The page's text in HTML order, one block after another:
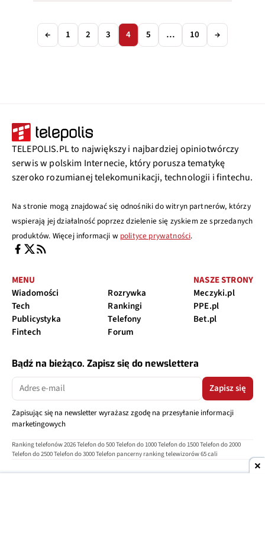
← 1 2 3 4 5 … 10 →
TELEPOLIS.PL to największy i najbardziej opiniotwórczy
serwis w polskim Internecie, który porusza tematykę
szeroko rozumianej telekomunikacji, technologii i fintechu.
Na stronie mogą znajdować się odnośniki do witryn partnerów, którzy
wspierają jej działalność poprzez dzielenie się zyskiem ze sprzedanych
produktów. Więcej informacji w polityce prywatności.
MENU
Wiadomości
Tech
Publicystyka
Fintech
Rozrywka
Rankingi
Telefony
Forum
NASZE STRONY
Meczyki.pl
PPE.pl
Bet.pl
Bądź na bieżąco. Zapisz się do newslettera
Zapisz się
Zapisując się na newsletter wyrażasz zgodę na przesyłanie informacji
marketingowych
Ranking telefonów 2026Telefon do 500Telefon do 1000Telefon do 1500Telefon do 2000
Telefon do 2500Telefon do 3000Telefon pancerny ranking telewizorów 65 cali